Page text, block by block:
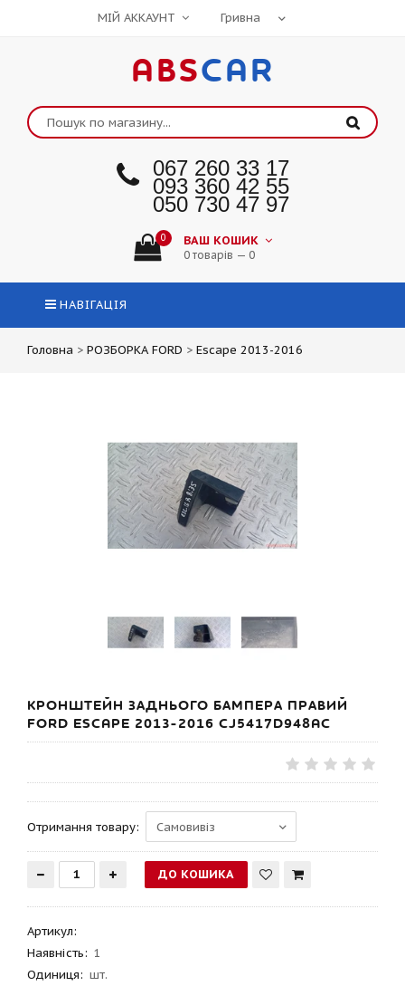
МІЙ АККАУНТ
ABSCAR
067 260 33 17
093 360 42 55
050 730 47 97
0 ВАШ КОШИК
0 товарів — 0
НАВІГАЦІЯ
Головна > РОЗБОРКА FORD > Escape 2013-2016
КРОНШТЕЙН ЗАДНЬОГО БАМПЕРА ПРАВИЙ
FORD ESCAPE 2013-2016 CJ5417D948AC
Отримання товару:
Артикул:
Наявність: 1
Одиниця: шт.